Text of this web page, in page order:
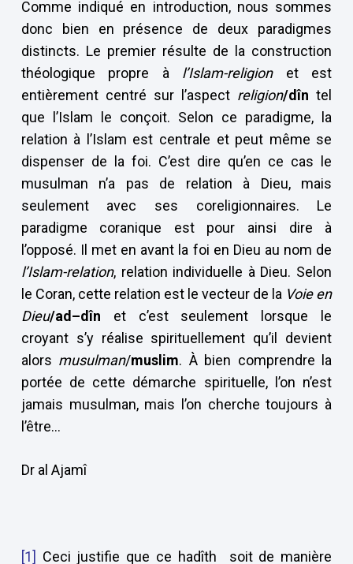
Comme indiqué en introduction, nous sommes
donc bien en présence de deux paradigmes
distincts. Le premier résulte de la construction
théologique propre à l’Islam-religionet est
entièrement centré sur l’aspect religion/dîntel
que l’Islam le conçoit. Selon ce paradigme, la
relation à l’Islam est centrale et peut même se
dispenser de la foi. C’est dire qu’en ce cas le
musulman n’a pas de relation à Dieu, mais
seulement avec ses coreligionnaires. Le
paradigme coranique est pour ainsi dire à
l’opposé. Il met en avant la foi en Dieu au nom de
l’Islam-relation, relation individuelle à Dieu. Selon
le Coran, cette relation est le vecteur de la Voie en
Dieu/ad–dîn et c’est seulement lorsque le
croyant s’y réalise spirituellement qu’il devient
alors musulman/muslim. À bien comprendre la
portée de cette démarche spirituelle, l’on n’est
jamais musulman, mais l’on cherche toujours à
l’être…
Dr al Ajamî
[1] Ceci justifie que ce hadîth soit de manière